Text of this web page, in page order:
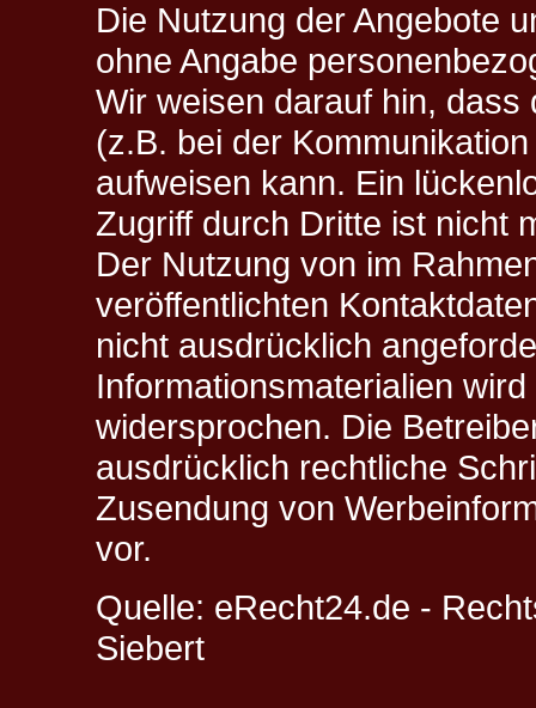
Die Nutzung der Angebote
ohne Angabe
Wir weisen darauf hin,
(z.B. bei der
aufweisen kann. Ein
Zugriff durch Dritte ist nicht
Der Nutzung von im
veröffentlichten
nicht ausdrücklich
Informationsmaterialien
widersprochen. Die
ausdrücklich rechtliche
Zusendung von
vor.
Quelle: eRecht24.de -
Siebert